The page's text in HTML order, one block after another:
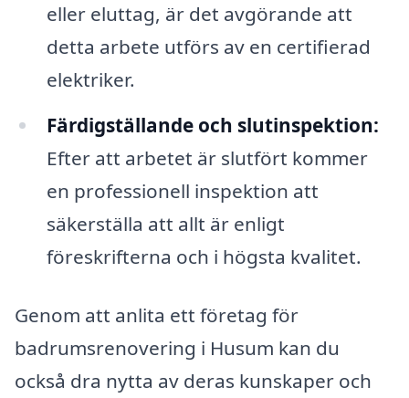
eller eluttag, är det avgörande att
detta arbete utförs av en certifierad
elektriker.
Färdigställande och slutinspektion:
Efter att arbetet är slutfört kommer
en professionell inspektion att
säkerställa att allt är enligt
föreskrifterna och i högsta kvalitet.
Genom att anlita ett företag för
badrumsrenovering i Husum kan du
också dra nytta av deras kunskaper och